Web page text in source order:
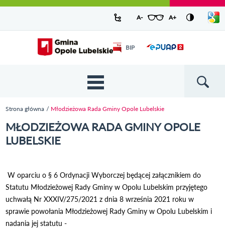
do
mapy
strony
do
menu
wyszukiwarki
ścieżki
nawigacyjnej
kategorii
aktualności
do
treści
kalendarza
wydarzeń
do
galerii
zdjęć
do
stopki
Urząd Miejski w Opolu Lubelskim -
oficjalny serwis
A-pomniejsz czcionkę
Zresetuj czcionkę
A+powiększ czcionkę
listę
Przejdź do strony startowej
BIPOdnośnik
{{
menu'
| t }}
Strona główna Młodzieżowa Rada Gminy Opole Lubelskie
MŁODZIEŻOWA RADA GMINY OPOLE
LUBELSKIE
W oparciu o § 6 Ordynacji Wyborczej będącej załącznikiem do
Statutu Młodzieżowej Rady Gminy w Opolu Lubelskim przyjętego
uchwałą Nr XXXIV/275/2021 z dnia 8 września 2021 roku w
sprawie powołania Młodzieżowej Rady Gminy w Opolu Lubelskim i
nadania jej statutu -